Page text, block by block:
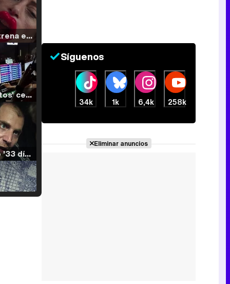
Filmin estrena el tráiler de 'Millennial Mal', su nueva comedia universitaria de la mano de Lorena Iglesias
'120 Minutos' celebra sus 2.000 programas en Telemadrid con un vídeo del día a día en la redacción
Tráiler de '33 días', la nueva serie de Atresplayer con Julián Villagrán y José Manuel Poga
Síguenos
34k 1k 6,4k 258k
Eliminar anuncios